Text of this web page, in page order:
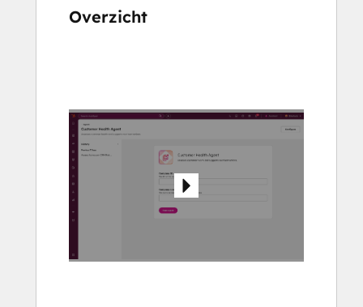
Overzicht
om
andere
items
weer
te
geven